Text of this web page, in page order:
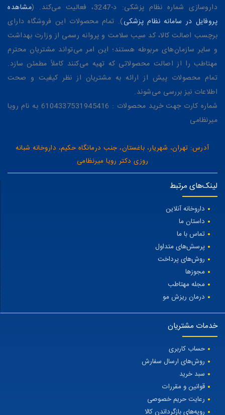
داروسازی شماره نظام پزشکی: د-3247، فعالیت می‌کند. (
مشاهده
پروفایل در سامانه نظام پزشکی). تمام محصولات این فروشگاه دارای
برچسب اصالت کالا، کد سیب سلامت و پروانه رسمی از وزارت بهداشت
و سایر سازمان‌های مربوطه هستند؛ این امر می‌تواند مشتریان محترم
مهتاطب را از اصالت محصولاتی که تهیه می‌کنند کاملاً مطمئن سازد.
تمام محصولات پیش از ارائه به مشتریان از نظر کیفیت و صحت
اطلاعات نیز بررسی می‌شوند.
شماره کارت جهت خرید محصولات : 6104337531945416 به نام رویا
میرنظامی
آدرس: تهران، شهریار، باغستان، جنب درمانگاه حکیم، داروخانه شبانه
روزی دکتر رویا میرنظامی
لینک‌های مرتبط
داروخانه آنلاین
داستان ما
تماس با ما
پرسش‌های متداول
روش‌های پرداخت
مجوزها
مجله مهتاطب
درمان ریزش مو
خدمات مشتریان
حساب کاربری
روش‌های ارسال سفارش
سبد خرید
قوانین و مقررات
رعایت حریم خصوصی
رویه‌های بازگرداندن کالا